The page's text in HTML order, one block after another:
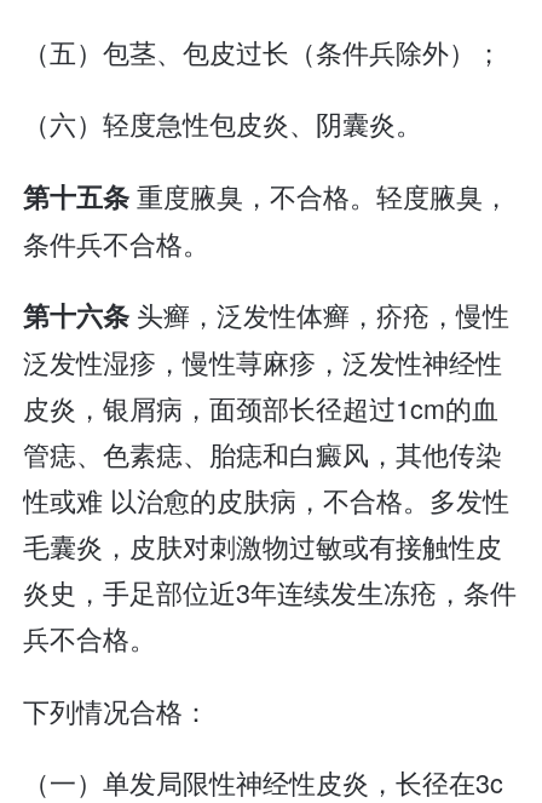
（五）包茎、包皮过长（条件兵除外）；
（六）轻度急性包皮炎、阴囊炎。
第十五条重度腋臭，不合格。轻度腋臭，
条件兵不合格。
第十六条 头癣，泛发性体癣，疥疮，慢性
泛发性湿疹，慢性荨麻疹，泛发性神经性
皮炎，银屑病，面颈部长径超过1cm的血
管痣、色素痣、胎痣和白癜风，其他传染
性或难 以治愈的皮肤病，不合格。多发性
毛囊炎，皮肤对刺激物过敏或有接触性皮
炎史，手足部位近3年连续发生冻疮，条件
兵不合格。
下列情况合格：
（一）单发局限性神经性皮炎，长径在3c